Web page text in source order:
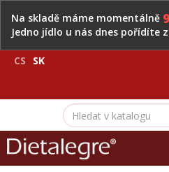
Na skladě máme momentálně
Jedno jídlo u nás dnes pořídíte
CS
SK